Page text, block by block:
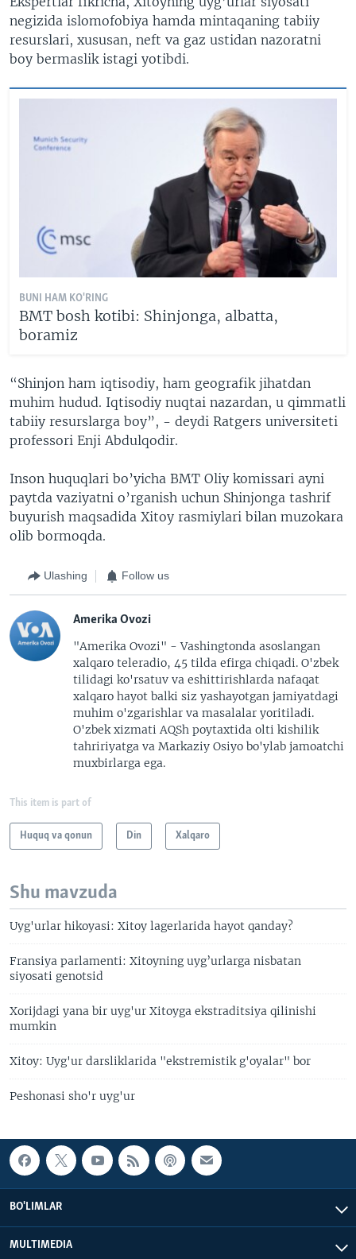
negizida islomofobiya hamda mintaqaning tabiiy
resurslari, xususan, neft va gaz ustidan nazoratni
boy bermaslik istagi yotibdi.
BUNI HAM KO'RING
BMT bosh kotibi: Shinjonga, albatta,
boramiz
“Shinjon ham iqtisodiy, ham geografik jihatdan
muhim hudud. Iqtisodiy nuqtai nazardan, u qimmatli
tabiiy resurslarga boy”, - deydi Ratgers universiteti
professori Enji Abdulqodir.
Inson huquqlari bo’yicha BMT Oliy komissari ayni
paytda vaziyatni o’rganish uchun Shinjonga tashrif
buyurish maqsadida Xitoy rasmiylari bilan muzokara
olib bormoqda.
Ulashing Follow us
Amerika Ovozi
"Amerika Ovozi" - Vashingtonda asoslangan
xalqaro teleradio, 45 tilda efirga chiqadi. O'zbek
tilidagi ko'rsatuv va eshittirishlarda nafaqat
xalqaro hayot balki siz yashayotgan jamiyatdagi
muhim o'zgarishlar va masalalar yoritiladi.
O'zbek xizmati AQSh poytaxtida olti kishilik
tahririyatga va Markaziy Osiyo bo'ylab jamoatchi
muxbirlarga ega.
This item is part of
Huquq va qonun Din Xalqaro
Shu mavzuda
Uyg'urlar hikoyasi: Xitoy lagerlarida hayot qanday?
Fransiya parlamenti: Xitoyning uyg’urlarga nisbatan
siyosati genotsid
Xorijdagi yana bir uyg'ur Xitoyga ekstraditsiya qilinishi
mumkin
Xitoy: Uyg'ur darsliklarida "ekstremistik g'oyalar" bor
Peshonasi sho'r uyg'ur
BO'LIMLAR
MULTIMEDIA